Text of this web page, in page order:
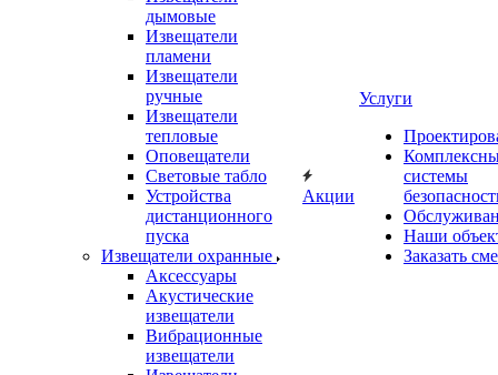
дымовые
Извещатели
пламени
Извещатели
ручные
Извещатели
тепловые
Оповещатели
Световые табло
Устройства
дистанционного
пуска
Извещатели охранные
Аксессуары
Акустические
извещатели
Вибрационные
извещатели
Акции
Услуги
системы
Наши
Заказать